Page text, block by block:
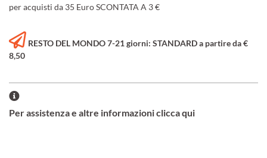
per acquisti da 35 Euro SCONTATA A 3 €
RESTO DEL MONDO 7-21 giorni: STANDARD a partire da €
8,50
Per assistenza e altre informazioni clicca qui